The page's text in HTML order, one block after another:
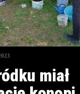
miał